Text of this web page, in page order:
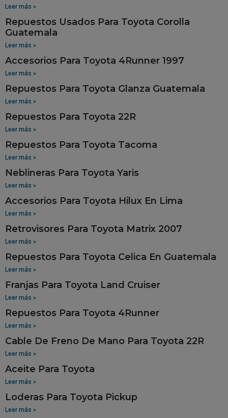
Leer más »
Repuestos Usados Para Toyota Corolla
Guatemala
Leer más »
Accesorios Para Toyota 4Runner 1997
Leer más »
Repuestos Para Toyota Glanza Guatemala
Leer más »
Repuestos Para Toyota 22R
Leer más »
Repuestos Para Toyota Tacoma
Leer más »
Neblineras Para Toyota Yaris
Leer más »
Accesorios Para Toyota Hilux En Lima
Leer más »
Retrovisores Para Toyota Matrix 2007
Leer más »
Repuestos Para Toyota Celica En Guatemala
Leer más »
Franjas Para Toyota Land Cruiser
Leer más »
Repuestos Para Toyota 4Runner
Leer más »
Cable De Freno De Mano Para Toyota 22R
Leer más »
Aceite Para Toyota
Leer más »
Loderas Para Toyota Pickup
Leer más »